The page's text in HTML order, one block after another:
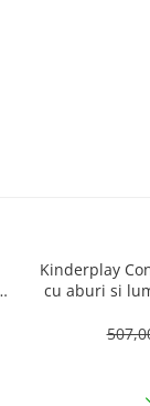
Kinderplay
cu aburi si